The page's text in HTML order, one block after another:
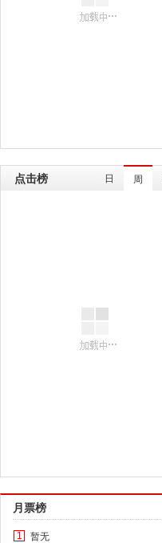
点击榜 日 周
月票榜
1 暂无